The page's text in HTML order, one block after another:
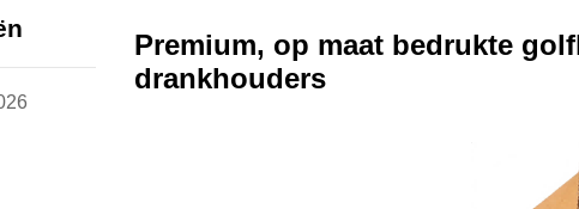
Premium, op maat bedrukte
drankhouders